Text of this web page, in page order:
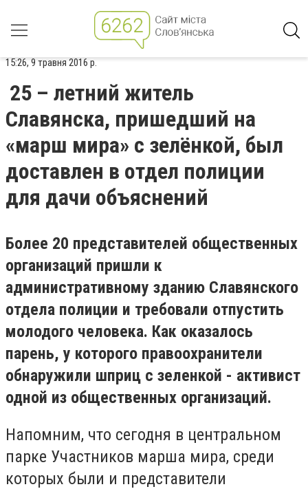
15:26, 9 травня 2016 р.
25 – летний житель
Славянска, пришедший на
«марш мира» с зелёнкой, был
доставлен в отдел полиции
для дачи объяснений
Более 20 представителей общественных
организаций пришли к
административному зданию Славянского
отдела полиции и требовали отпустить
молодого человека. Как оказалось
парень, у которого правоохранители
обнаружили шприц с зеленкой - активист
одной из общественных организаций.
Напомним, что сегодня в центральном
парке Участников марша мира, среди
которых были и представители